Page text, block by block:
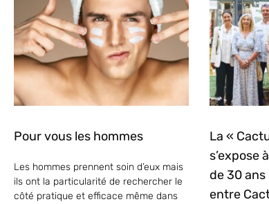
Pour vous les hommes
Les hommes prennent soin d’eux mais
ils ont la particularité de rechercher le
côté pratique et efficace même dans
La «
s’expose
de 30
entre